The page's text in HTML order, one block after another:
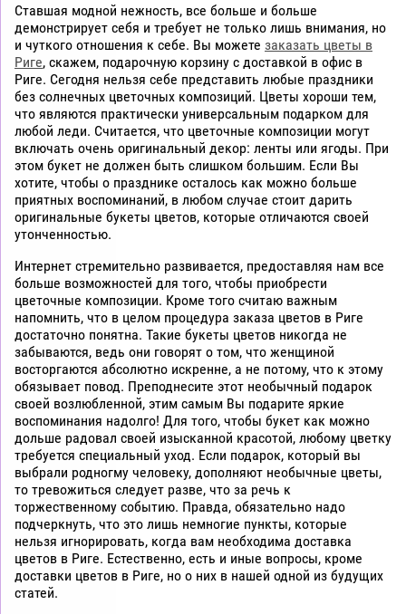
Ставшая модной нежность, все больше и больше
демонстрирует себя и требует не только лишь внимания, но
и чуткого отношения к себе. Вы можете заказать цветы в
Риге, скажем, подарочную корзину с доставкой в офис в
Риге. Сегодня нельзя себе представить любые праздники
без солнечных цветочных композиций. Цветы хороши тем,
что являются практически универсальным подарком для
любой леди. Считается, что цветочные композиции могут
включать очень оригинальный декор: ленты или ягоды. При
этом букет не должен быть слишком большим. Если Вы
хотите, чтобы о празднике осталось как можно больше
приятных воспоминаний, в любом случае стоит дарить
оригинальные букеты цветов, которые отличаются своей
утонченностью.
Интернет стремительно развивается, предоставляя нам все
больше возможностей для того, чтобы приобрести
цветочные композиции. Кроме того считаю важным
напомнить, что в целом процедура заказа цветов в Риге
достаточно понятна. Такие букеты цветов никогда не
забываются, ведь они говорят о том, что женщиной
восторгаются абсолютно искренне, а не потому, что к этому
обязывает повод. Преподнесите этот необычный подарок
своей возлюбленной, этим самым Вы подарите яркие
воспоминания надолго! Для того, чтобы букет как можно
дольше радовал своей изысканной красотой, любому цветку
требуется специальный уход. Если подарок, который вы
выбрали родногму человеку, дополняют необычные цветы,
то тревожиться следует разве, что за речь к
торжественному событию. Правда, обязательно надо
подчеркнуть, что это лишь немногие пункты, которые
нельзя игнорировать, когда вам необходима доставка
цветов в Риге. Естественно, есть и иные вопросы, кроме
доставки цветов в Риге, но о них в нашей одной из будущих
статей.